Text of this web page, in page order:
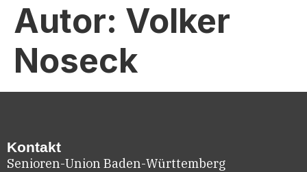
Autor: Volker
Noseck
Kontakt
Senioren-Union Baden-Württemberg